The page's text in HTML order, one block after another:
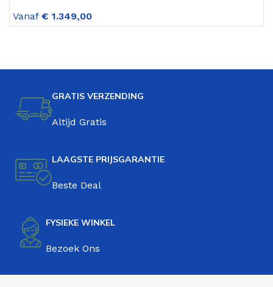
Vanaf € 1.349,00
GRATIS VERZENDING
Altijd Gratis
LAAGSTE PRIJSGARANTIE
Beste Deal
FYSIEKE WINKEL
Bezoek Ons